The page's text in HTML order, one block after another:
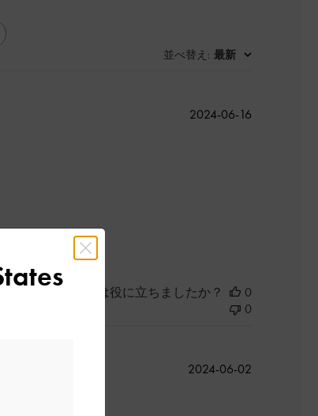
並べ替え : 最新
公
2024-06-16
このレビューは役に立ちましたか？
0
0
公
2024-06-02